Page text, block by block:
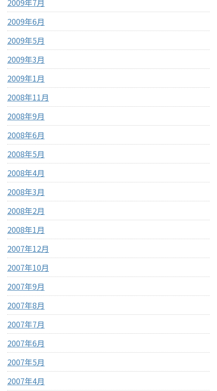
2009年6月
2009年5月
2009年3月
2009年1月
2008年11月
2008年9月
2008年6月
2008年5月
2008年4月
2008年3月
2008年2月
2008年1月
2007年12月
2007年10月
2007年9月
2007年8月
2007年7月
2007年6月
2007年5月
2007年4月